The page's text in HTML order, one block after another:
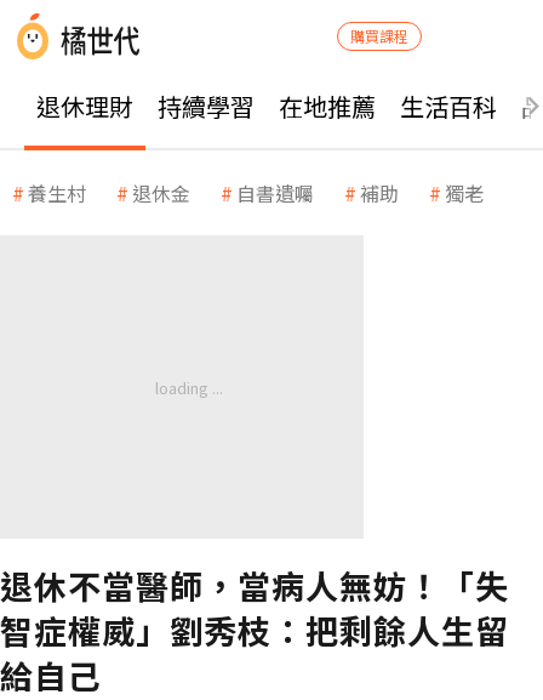
購買課程
退休理財 持續學習 在地推薦 生活百科
養生村 退休金 自書遺囑 補助 獨老
退休不當醫師，當病人無妨！「失
智症權威」劉秀枝：把剩餘人生留
給自己